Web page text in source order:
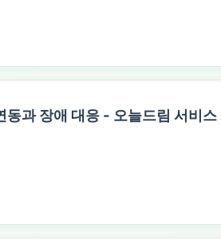
동과 장애 대응 - 오늘드림 서비스